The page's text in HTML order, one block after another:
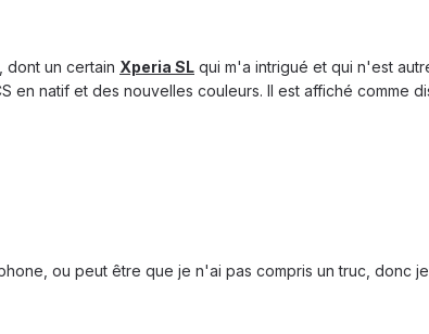
dont un certain Xperia SL qui m'a intrigué et qui n'est
en natif et des nouvelles couleurs. Il est affiché comme
ou peut être que je n'ai pas compris un truc, donc